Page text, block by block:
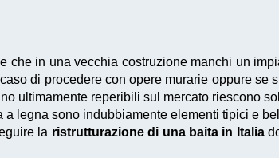
che in una vecchia costruzione manchi un
di procedere con opere murarie oppure
ultimamente reperibili sul mercato riescono
a legna sono indubbiamente elementi tipici e
la ristrutturazione di una baita in Italia